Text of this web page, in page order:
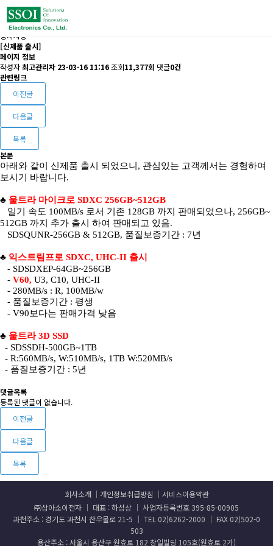
공지사항
[신제품 출시]
페이지 정보
작성자최고관리자 23-03-16 11:16조회11,377회 댓글0건
관련링크
이전글
다음글
목록
본문
아래와 같이 신제품 출시 되었으니, 관심있는 고객께서는 경험하여
보시기 바랍니다.
♣ 울트라 마이크로 SDXC 256GB~512GB
일기 속도 100MB/s 로서 기존 128GB 까지 판매되었으나, 256GB~
512GB 까지 추가 출시 하여 판매되고 있음.
SDSQUNR-256GB & 512GB, 품질보증기간 : 7년
♣ 익스트림프로 SDXC, UHC-II 출시
- SDSDXEP-64GB~256GB
- V60, U3, C10, UHC-II
- 280MB/s : R, 100MB/w
- 품질보증기간 : 평생
- V90보다는 판매가격 낮음
♣ 울트라 3D SSD
- SDSSDH-500GB~1TB
- R:560MB/s, W:510MB/s, 1TB W:520MB/s
- 품질보증기간 : 5년
댓글목록
등록된 댓글이 없습니다.
이전글
다음글
목록
회사소개 개인정보취급방침
서비스이용약관
㈜삼아소이전자 │ 대표 : 하성상 │ 사업자등록번호 395-85-00905
과천주소 : 경기도 과천시 찬우물로 21-5 │ TEL 02)6262-2000 │ FAX 02)502-0
503
용산주소 : 서울시 용산구 원효로 182 창일빌딩 105호(원효로 2가)